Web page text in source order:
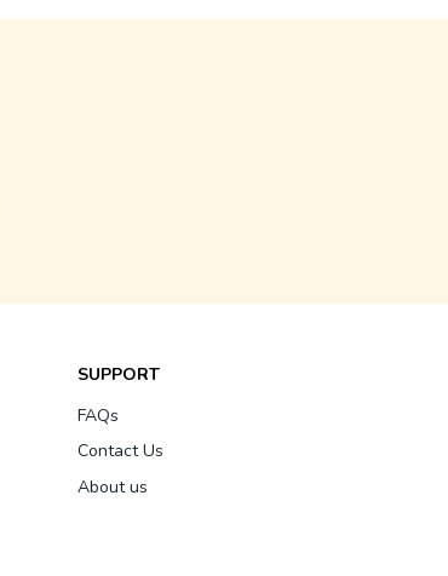
SUPPORT
FAQs
Contact Us
About us